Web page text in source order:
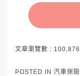
文章瀏覽數 : 100,876
POSTED IN 汽車保險